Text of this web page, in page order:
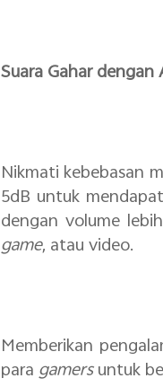
Suara Gahar
Nikmati kebebasan
5dB untuk
dengan volume
game, atau video.
Memberikan
paragamersuntuk